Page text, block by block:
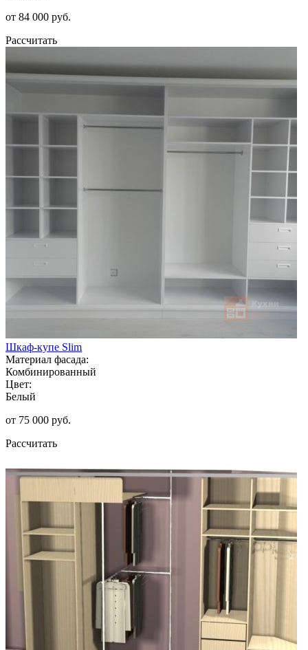
от 84 000 руб.
Рассчитать
Шкаф-купе Slim
Материал фасада:
Комбинированный
Цвет:
Белый
от 75 000 руб.
Рассчитать